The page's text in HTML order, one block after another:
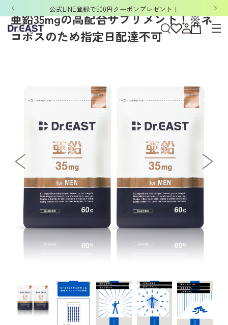
公式LINE登録で500円クーポンプレゼント！
亜鉛35mgの高配合サプリメント！※ネ
コポスのため指定日配達不可